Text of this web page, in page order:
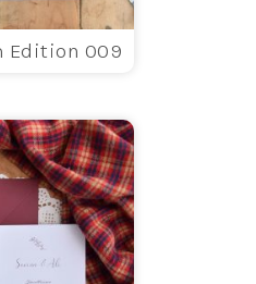
Edition 009